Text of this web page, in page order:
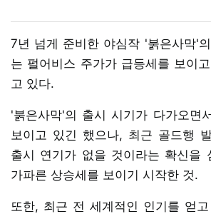
7년 넘게 준비한 야심작 '붉은사막'
는 펄어비스 주가가 급등세를 보이
고 있다.
'붉은사막'의 출시 시기가 다가오면
보이고 있긴 했으나, 최근 골드행
출시 연기가 없을 것이라는 확신을
가파른 상승세를 보이기 시작한 것.
또한, 최근 전 세계적인 인기를 얻